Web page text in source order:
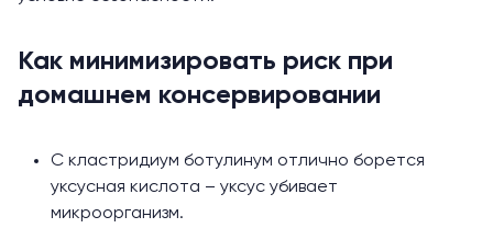
Как минимизировать риск при
домашнем консервировании
С кластридиум ботулинум отлично борется
уксусная кислота – уксус убивает
микроорганизм.